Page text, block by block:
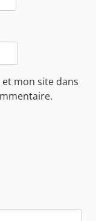
mon site dans